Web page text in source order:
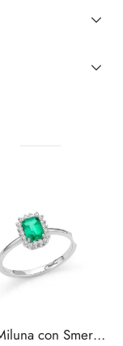
Anello Miluna con Smeraldo e Diamanti